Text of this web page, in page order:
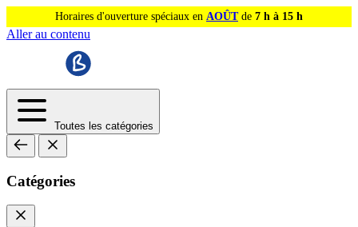
Horaires d'ouverture spéciaux en AOÛTde 7 h à 15 h
Aller au contenu
Toutes les catégories
Catégories